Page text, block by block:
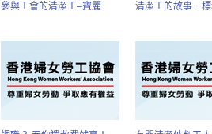
參與工會的清潔工–寶麗 清潔工的故事－